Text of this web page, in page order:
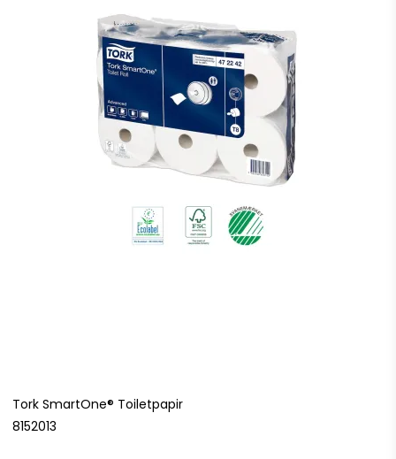
Tork SmartOne® Toiletpapir
8152013